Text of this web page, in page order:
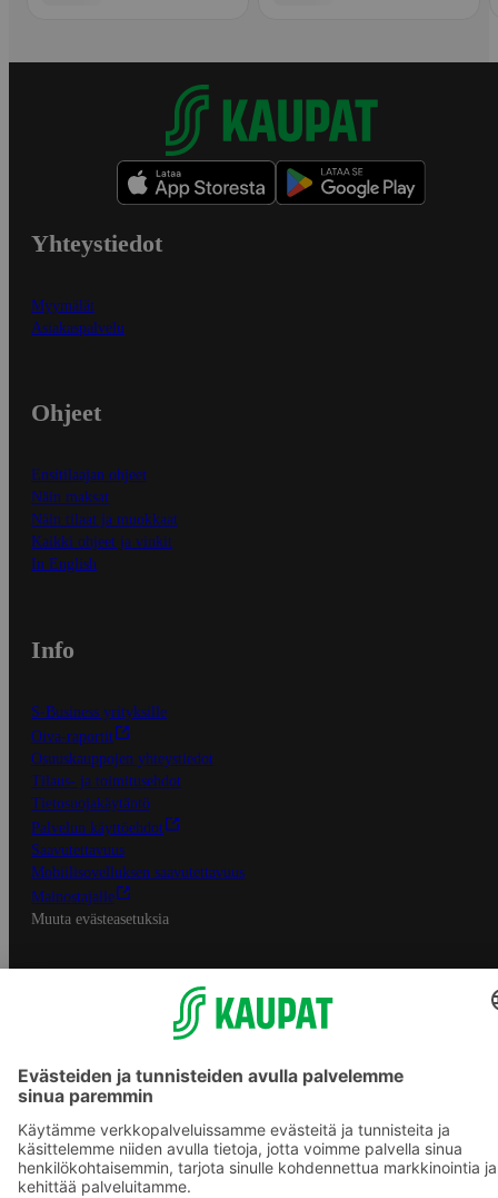
Yhteystiedot
Myymälät
Asiakaspalvelu
Ohjeet
Ensitilaajan ohjeet
Näin maksat
Näin tilaat ja muokkaat
Kaikki ohjeet ja vinkit
In English
Info
S-Business yrityksille
Oiva-raportit
Osuuskauppojen yhteystiedot
Tilaus- ja toimitusehdot
Tietosuojakäytäntö
Palvelun käyttöehdot
Saavutettavuus
Mobiilisovelluksen saavutettavuus
Mainostajalle
Muuta evästeasetuksia
S-ryhmän palvelut
S-ryhmä
Asiakasomistajuus
S-ostoslista -sovellus
Prisma.fi
Sokos.fi